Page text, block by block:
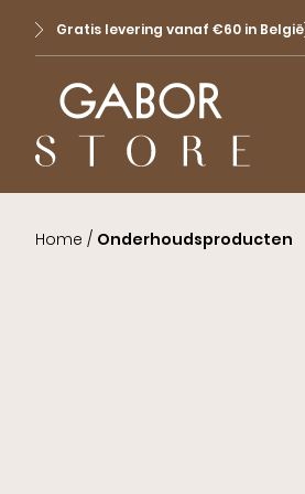
Gratis levering vanaf €60 in België
Home / Onderhoudsproducten